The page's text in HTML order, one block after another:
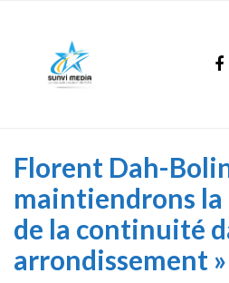
Florent Dah-
maintiendrons
de la continuité
arrondissement »